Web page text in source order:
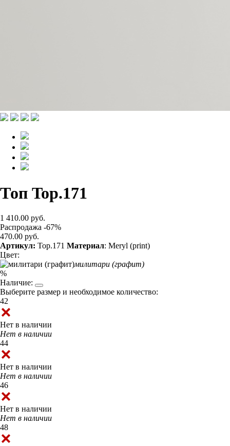
Топ Top.171
1 410.00 руб.
Распродажа -67%
470.00 руб.
Артикул: Top.171 Материал: Meryl (print)
Цвет:
милитари (графит)
%
Наличие:
Выберите размер и необходимое количество:
42
Нет в наличии
Нет в наличии
44
Нет в наличии
Нет в наличии
46
Нет в наличии
Нет в наличии
48